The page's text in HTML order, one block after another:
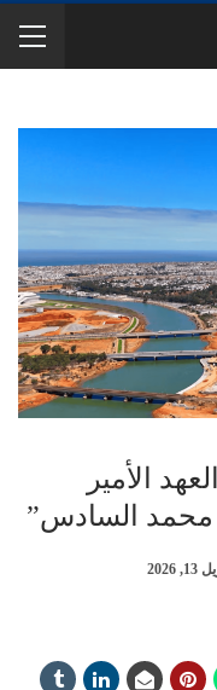
الأمير
محمد السادس”
2026